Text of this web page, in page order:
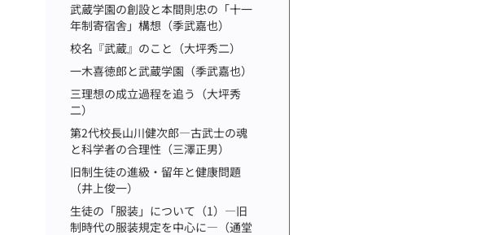
武蔵学園の創設と本間則忠の「十一
年制寄宿舎」構想（季武嘉也）
校名『武蔵』のこと（大坪秀二）
一木喜徳郎と武蔵学園（季武嘉也）
三理想の成立過程を追う（大坪秀
二）
第2代校長山川健次郎―古武士の魂
と科学者の合理性（三澤正男）
旧制生徒の進級・留年と健康問題
（井上俊一）
生徒の「服装」について（1）―旧
制時代の服装規定を中心に―（通堂